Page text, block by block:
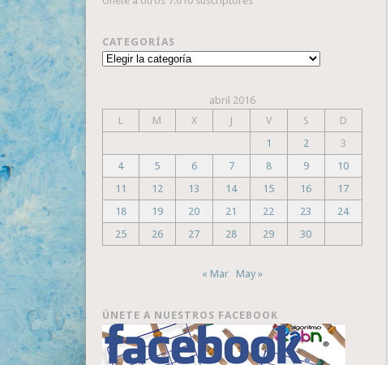
CATEGORÍAS
Categorías
abril 2016
L
M X J V S
D
1
2
3
4
5 6 7 8 9
10
11
12 13 14 15 16
17
18
19 20 21 22 23
24
25
26 27 28 29 30
« Mar May »
ÚNETE A NUESTROS FACEBOOK